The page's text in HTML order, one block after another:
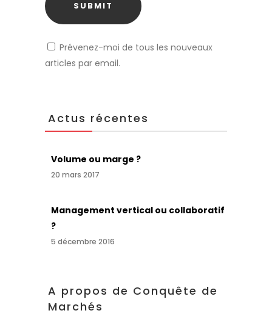
Prévenez-moi de tous les nouveaux
articles par email.
Actus récentes
Volume ou marge ?
20 mars 2017
Management vertical ou collaboratif
?
5 décembre 2016
A propos de Conquête de
Marchés